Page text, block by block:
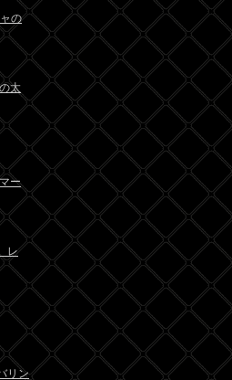
の
太
ー
レ
リン